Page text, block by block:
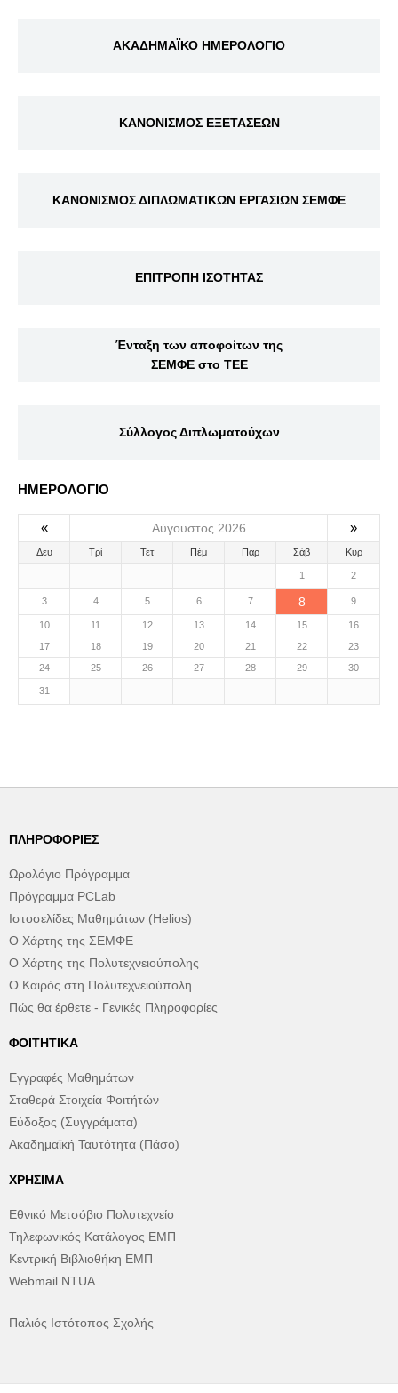
ΑΚΑΔΗΜΑΪΚΟ ΗΜΕΡΟΛΟΓΙΟ
ΚΑΝΟΝΙΣΜΟΣ ΕΞΕΤΑΣΕΩΝ
ΚΑΝΟΝΙΣΜΟΣ ΔΙΠΛΩΜΑΤΙΚΩΝ ΕΡΓΑΣΙΩΝ ΣΕΜΦΕ
ΕΠΙΤΡΟΠΗ ΙΣΟΤΗΤΑΣ
Ένταξη των αποφοίτων της
ΣΕΜΦΕ στο ΤΕΕ
Σύλλογος Διπλωματούχων
ΗΜΕΡΟΛΟΓΙΟ
« Αύγουστος 2026 »
Δευ Τρί Τετ Πέμ Παρ Σάβ Κυρ
1 2
3 4 5 6 7 8 9
10 11 12 13 14 15
16
17
18 19 20 21 22
23
24
25 26 27 28 29 30
31
ΠΛΗΡΟΦΟΡΊΕΣ
Ωρολόγιο Πρόγραμμα
Πρόγραμμα PCLab
Ιστοσελίδες Μαθημάτων (Helios)
Ο Χάρτης της ΣΕΜΦΕ
Ο Χάρτης της Πολυτεχνειούπολης
Ο Καιρός στη Πολυτεχνειούπολη
Πώς θα έρθετε - Γενικές Πληροφορίες
ΦΟΙΤΗΤΙΚΆ
Εγγραφές Μαθημάτων
Σταθερά Στοιχεία Φοιτήτών
Εύδοξος (Συγγράματα)
Ακαδημαϊκή Ταυτότητα (Πάσο)
ΧΡΉΣΙΜΑ
Εθνικό Μετσόβιο Πολυτεχνείο
Τηλεφωνικός Κατάλογος ΕΜΠ
Κεντρική Βιβλιοθήκη ΕΜΠ
Webmail NTUA
Παλιός Ιστότοπος Σχολής